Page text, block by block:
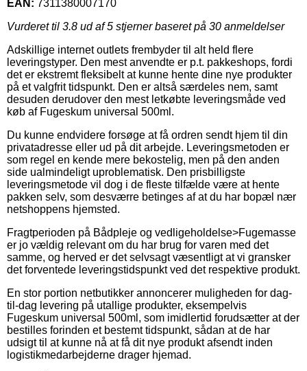
EAN: 7311380007170
Vurderet til 3.8 ud af 5 stjerner baseret på 30 anmeldelser
Adskillige internet outlets frembyder til alt held flere
leveringstyper. Den mest anvendte er p.t. pakkeshops, fordi
det er ekstremt fleksibelt at kunne hente dine nye produkter
på et valgfrit tidspunkt. Den er altså særdeles nem, samt
desuden derudover den mest letkøbte leveringsmåde ved
køb af Fugeskum universal 500ml.
Du kunne endvidere forsøge at få ordren sendt hjem til din
privatadresse eller ud på dit arbejde. Leveringsmetoden er
som regel en kende mere bekostelig, men på den anden
side ualmindeligt uproblematisk. Den prisbilligste
leveringsmetode vil dog i de fleste tilfælde være at hente
pakken selv, som desværre betinges af at du har bopæl nær
netshoppens hjemsted.
Fragtperioden på Bådpleje og vedligeholdelse>Fugemasse
er jo vældig relevant om du har brug for varen med det
samme, og herved er det selvsagt væsentligt at vi gransker
det forventede leveringstidspunkt ved det respektive produkt.
En stor portion netbutikker annoncerer muligheden for dag-
til-dag levering på utallige produkter, eksempelvis
Fugeskum universal 500ml, som imidlertid forudsætter at der
bestilles forinden et bestemt tidspunkt, sådan at de har
udsigt til at kunne nå at få dit nye produkt afsendt inden
logistikmedarbejderne drager hjemad.